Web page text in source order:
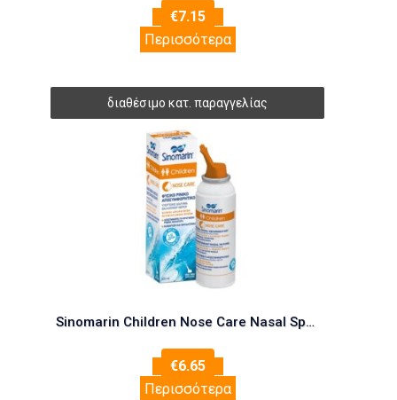
€7.15
Περισσότερα
Sinomarin Children Nose Care Nasal Spray 100ml (Παιδικό Φυσικό Ρινικό Αποσυμφορητικό)
€6.65
Περισσότερα